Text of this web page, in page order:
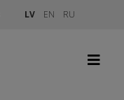
LV EN RU